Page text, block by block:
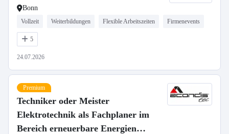
Bonn
Vollzeit Weiterbildungen Flexible Arbeitszeiten Firmenevents
5
24.07.2026
Premium
Techniker oder Meister
Elektrotechnik als Fachplaner im
Bereich erneuerbare Energien